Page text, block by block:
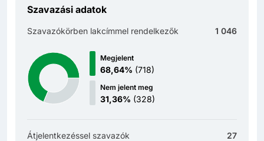
Szavazási adatok
Szavazókörben lakcímmel rendelkezők 1 046
Megjelent
68,64% (718)
Nem jelent meg
31,36% (328)
Átjelentkezéssel szavazók 27